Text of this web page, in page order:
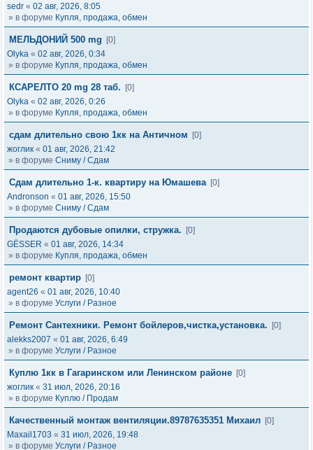
sedr « 02 авг, 2026, 8:05
» в форуме Купля, продажа, обмен
МЕЛЬДОНИЙ 500 mg
[0]
Olyka « 02 авг, 2026, 0:34
» в форуме Купля, продажа, обмен
КСАРЕЛТО 20 mg 28 таб.
[0]
Olyka « 02 авг, 2026, 0:26
» в форуме Купля, продажа, обмен
сдам длительно свою 1кк на Античном
[0]
жоглик « 01 авг, 2026, 21:42
» в форуме Сниму / Сдам
Сдам длительно 1-к. квартиру на Юмашева [0]
Andronson « 01 авг, 2026, 15:50
» в форуме Сниму / Сдам
Продаются дубовые опилки, стружка.
[0]
GЁSSER « 01 авг, 2026, 14:34
» в форуме Купля, продажа, обмен
ремонт квартир [0]
agent26 « 01 авг, 2026, 10:40
» в форуме Услуги / Разное
Ремонт Сантехники. Ремонт бойлеров,чистка,установка.
[0]
alekks2007 « 01 авг, 2026, 6:49
» в форуме Услуги / Разное
Куплю 1кк в Гагаринском или Ленинском районе [0]
жоглик « 31 июл, 2026, 20:16
» в форуме Куплю / Продам
Качественный монтаж вентиляции.89787635351 Михаил [0]
Maxail1703 « 31 июл, 2026, 19:48
» в форуме Услуги / Разное